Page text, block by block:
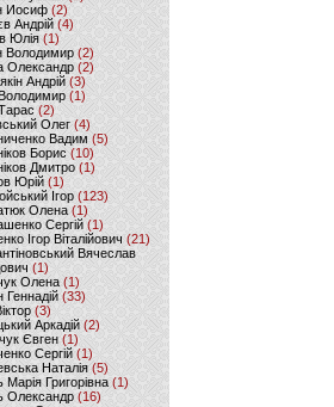
Иосиф(2)
Андрій (4)
Юлія(1)
Володимир (2)
Олександр (2)
Андрій (3)
(1)
(2)
Олег(4)
Вадим (5)
Борис (10)
Дмитро (1)
Юрій (1)
Ігор (123)
Олена(1)
Сергій (1)
Ігор Віталійович (21)
Вячеслав
(1)
Олена (1)
Геннадій (33)
(3)
Аркадій (2)
Євген (1)
Сергій (1)
Наталія(5)
Марія Григорівна (1)
Олександр (16)